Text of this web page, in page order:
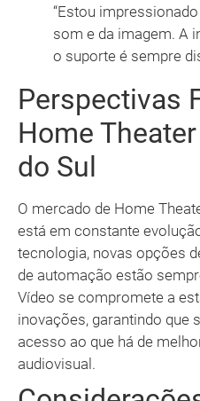
“Estou
som e da imagem. A
o suporte é sempre
Perspectivas
Home
do Sul
O mercado de Home
está em constante
tecnologia, novas opções
de automação estão
Vídeo se compromete a
inovações, garantindo que
acesso ao que há de
audiovisual.